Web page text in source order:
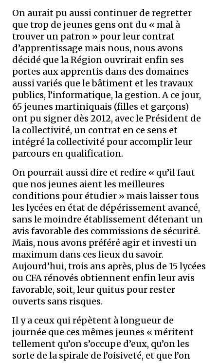
On aurait pu aussi continuer de regretter
que trop de jeunes gens ont du « mal à
trouver un patron » pour leur contrat
d’apprentissage mais nous, nous avons
décidé que la Région ouvrirait enfin ses
portes aux apprentis dans des domaines
aussi variés que le bâtiment et les travaux
publics, l’informatique, la gestion. A ce jour,
65 jeunes martiniquais (filles et garçons)
ont pu signer dès 2012, avec le Président de
la collectivité, un contrat en ce sens et
intégré la collectivité pour accomplir leur
parcours en qualification.
On pourrait aussi dire et redire « qu’il faut
que nos jeunes aient les meilleures
conditions pour étudier » mais laisser tous
les lycées en état de dépérissement avancé,
sans le moindre établissement détenant un
avis favorable des commissions de sécurité.
Mais, nous avons préféré agir et investi un
maximum dans ces lieux du savoir.
Aujourd’hui, trois ans après, plus de 15 lycées
ou CFA rénovés obtiennent enfin leur avis
favorable, soit, leur quitus pour rester
ouverts sans risques.
Il y a ceux qui répètent à longueur de
journée que ces mêmes jeunes « méritent
tellement qu’on s’occupe d’eux, qu’on les
sorte de la spirale de l’oisiveté, et que l’on